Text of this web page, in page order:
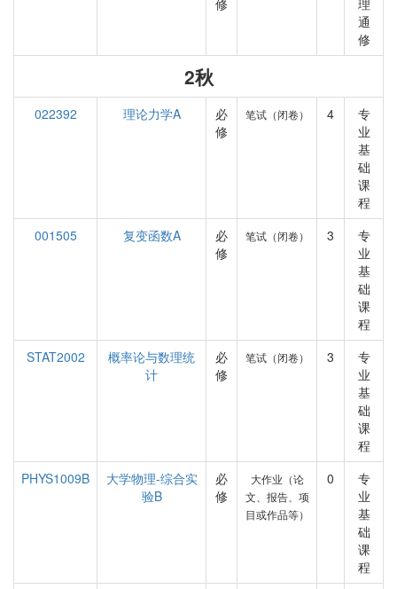
修
理
通
修
2秋
022392 理论力学A
必
修
笔试（闭卷） 4
专
业
基
础
课
程
001505
复变函数A
必
修
笔试（闭卷） 3
专
业
基
础
课
程
STAT2002
概率论与数理统
计
必
修
笔试（闭卷） 3
专
业
基
础
课
程
PHYS1009B
大学物理-综合实
验B
必
修
大作业（论
文、报告、项
目或作品等）
0
专
业
基
础
课
程